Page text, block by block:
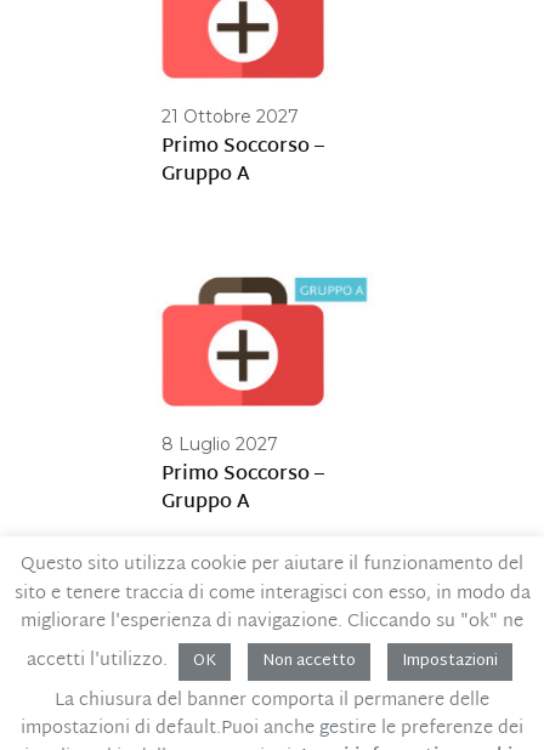
21 Ottobre 2027
Primo Soccorso –
Gruppo A
8 Luglio 2027
Primo Soccorso –
Gruppo A
Contatti
Privacy Policy
Codice Etico
MOG – Parte generale
Whistleblowing
Sviluppo PMI P.IVA - C.F. 02450600396 Design:
Questo sito utilizza cookie per aiutare il funzionamento del
sito e tenere traccia di come interagisci con esso, in modo da
migliorare l'esperienza di navigazione. Cliccando su "ok" ne
accetti l'utilizzo.
OK Non accetto Impostazioni
La chiusura del banner comporta il permanere delle
impostazioni di default.Puoi anche gestire le preferenze dei